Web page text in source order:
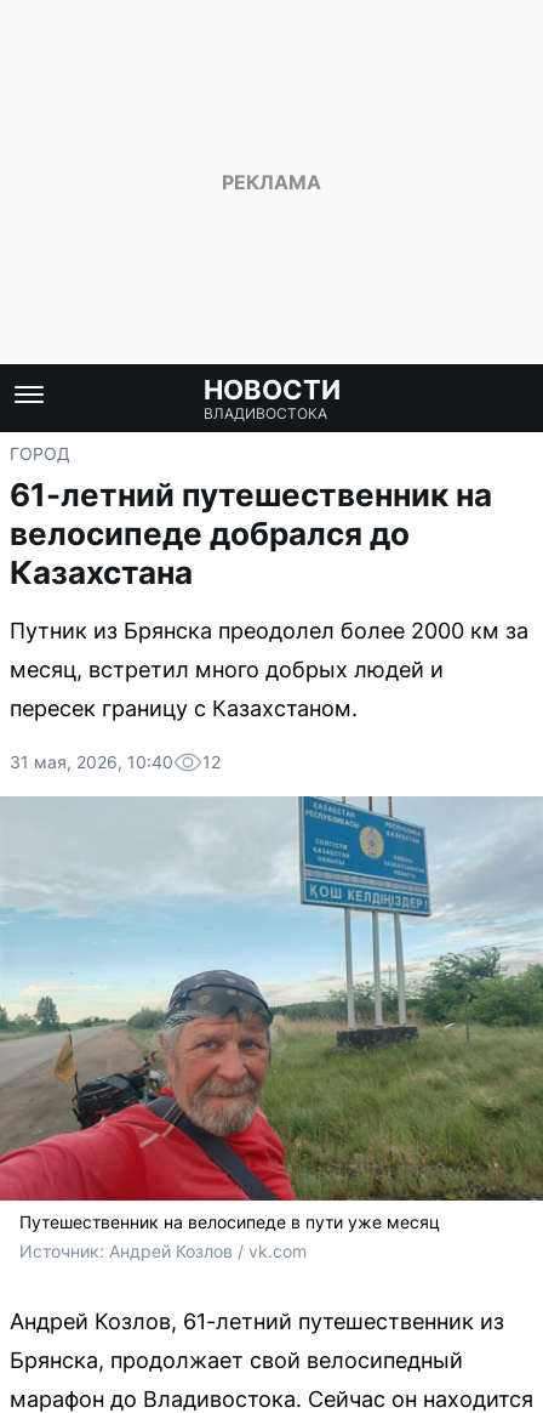
НОВОСТИ
ВЛАДИВОСТОКА
ГОРОД
61-летний путешественник на
велосипеде добрался до
Казахстана
Путник из Брянска преодолел более 2000 км за
месяц, встретил много добрых людей и
пересек границу с Казахстаном.
31 мая, 2026, 10:40 12
Путешественник на велосипеде в пути уже месяц
Источник: Андрей Козлов / vk.com
Андрей Козлов, 61-летний путешественник из
Брянска, продолжает свой велосипедный
марафон до Владивостока. Сейчас он находится